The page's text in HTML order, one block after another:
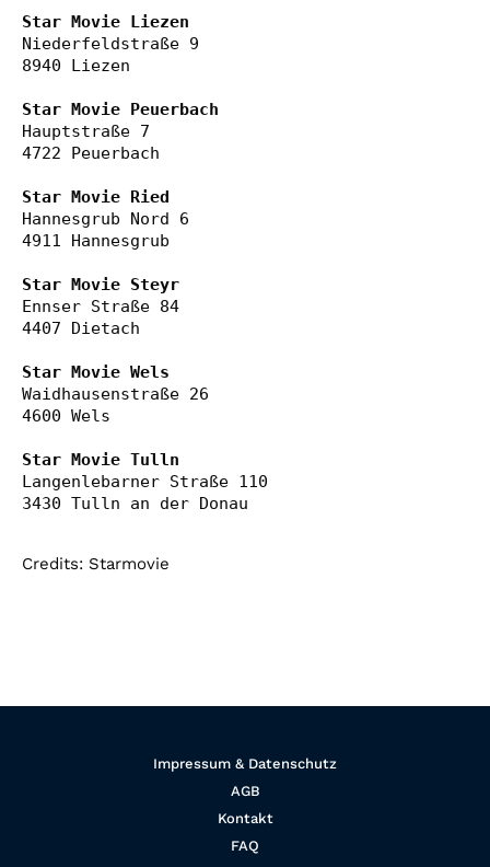
Star Movie Liezen
Niederfeldstraße 9
8940 Liezen
Star Movie Peuerbach
Hauptstraße 7
4722 Peuerbach
Star Movie Ried
Hannesgrub Nord 6
4911 Hannesgrub
Star Movie Steyr
Ennser Straße 84
4407 Dietach
Star Movie Wels
Waidhausenstraße 26
4600 Wels
Star Movie Tulln
Langenlebarner Straße 110
Credits: Starmovie
Impressum & Datenschutz
AGB
Kontakt
FAQ